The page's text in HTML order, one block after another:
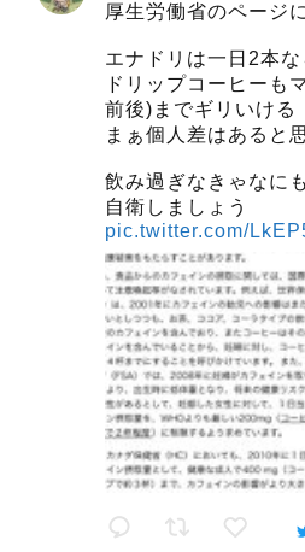
厚生労働省のページ
エナドリは一日2本な
ドリップコーヒーも
前後)までギリいける
まぁ個人差はあると
飲み過ぎなきゃなに
自衛しましょう
pic.twitter.com/